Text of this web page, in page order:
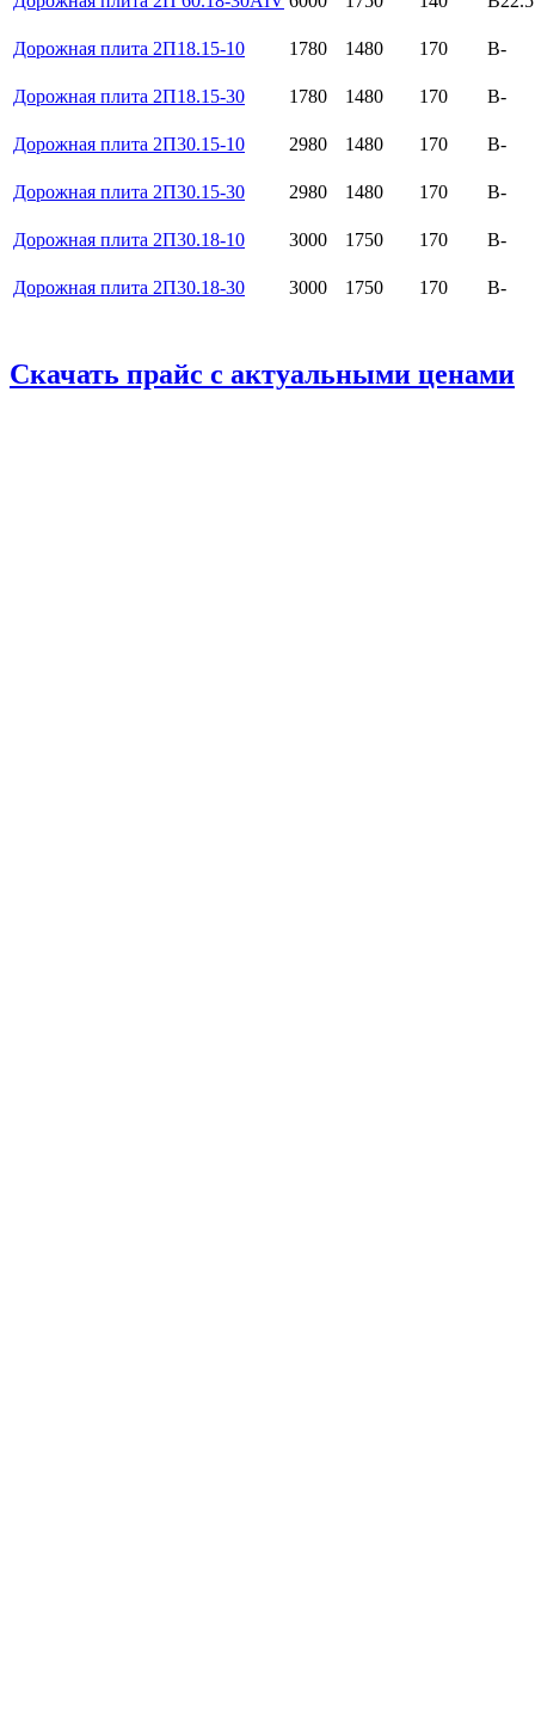
Дорожная плита 2П18.15-10 1780 1480 170 B-
Дорожная плита 2П18.15-30 1780 1480 170 B-
Дорожная плита 2П30.15-10 2980 1480 170 B-
Дорожная плита 2П30.15-30 2980 1480 170 B-
Дорожная плита 2П30.18-10 3000 1750 170 B-
Дорожная плита 2П30.18-30 3000 1750 170 B-
Скачать прайс с актуальными ценами